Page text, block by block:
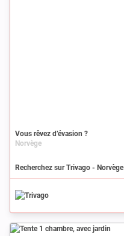
Vous rêvez d’évasion ?
Norvège
Recherchez sur Trivago - Norvège